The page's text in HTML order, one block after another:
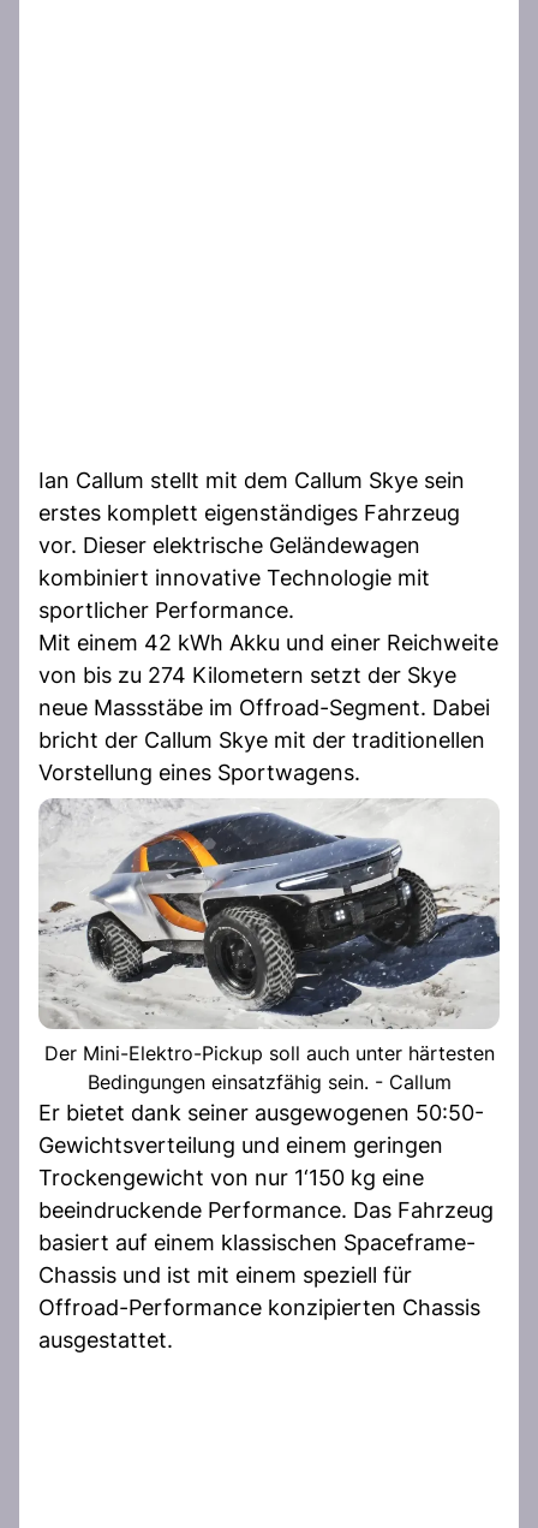
Ian Callum stellt mit dem Callum Skye sein
erstes komplett eigenständiges Fahrzeug
vor. Dieser elektrische Geländewagen
kombiniert innovative Technologie mit
sportlicher Performance.
Mit einem 42 kWh Akku und einer Reichweite
von bis zu 274 Kilometern setzt der Skye
neue Massstäbe im Offroad-Segment. Dabei
bricht der Callum Skye mit der traditionellen
Vorstellung eines Sportwagens.
Der Mini-Elektro-Pickup soll auch unter härtesten
Bedingungen einsatzfähig sein. - Callum
Er bietet dank seiner ausgewogenen 50:50-
Gewichtsverteilung und einem geringen
Trockengewicht von nur 1‘150 kg eine
beeindruckende Performance. Das Fahrzeug
basiert auf einem klassischen Spaceframe-
Chassis und ist mit einem speziell für
Offroad-Performance konzipierten Chassis
ausgestattet.